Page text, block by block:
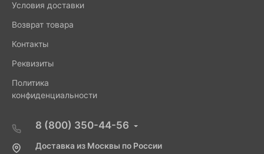
Условия доставки
Возврат товара
Контакты
Реквизиты
Политика
конфиденциальности
8 (800) 350-44-56
Доставка из Москвы по России